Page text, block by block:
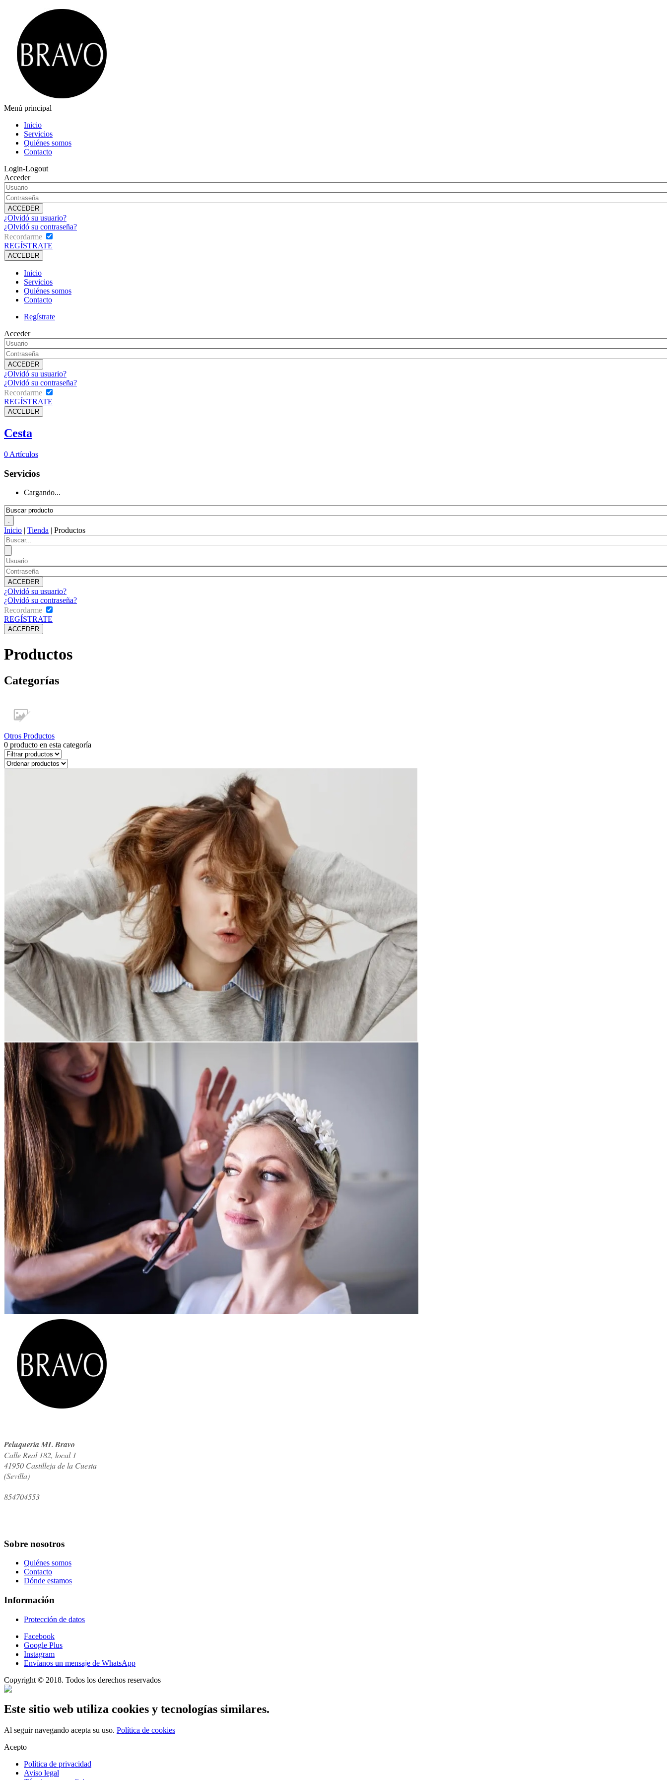
Menú principal
Inicio
Servicios
Quiénes somos
Contacto
Login-Logout
Acceder
¿Olvidó su usuario?
¿Olvidó su contraseña?
Recordarme
REGÍSTRATE
Inicio
Servicios
Quiénes somos
Contacto
Regístrate
Acceder
¿Olvidó su usuario?
¿Olvidó su contraseña?
Recordarme
REGÍSTRATE
Cesta
0 Artículos
Servicios
Cargando...
Inicio | Tienda | Productos
¿Olvidó su usuario?
¿Olvidó su contraseña?
Recordarme
REGÍSTRATE
Productos
Categorías
Otros Productos
0 producto en esta categoría
Peluquería ML Bravo
Calle Real 182, local 1
41950 Castilleja de la Cuesta
(Sevilla)
854704553
Sobre nosotros
Quiénes somos
Contacto
Dónde estamos
Información
Protección de datos
Facebook
Google Plus
Instagram
Envíanos un mensaje de WhatsApp
Copyright © 2018. Todos los derechos reservados
Este sitio web utiliza cookies y tecnologías similares.
Al seguir navegando acepta su uso. Política de cookies
Acepto
Política de privacidad
Aviso legal